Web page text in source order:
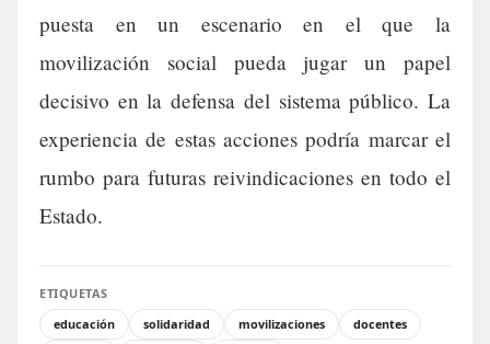
puesta en un escenario en el que la
movilización social pueda jugar un papel
decisivo en la defensa del sistema público. La
experiencia de estas acciones podría marcar el
rumbo para futuras reivindicaciones en todo el
Estado.
ETIQUETAS
educación
solidaridad movilizaciones
docentes